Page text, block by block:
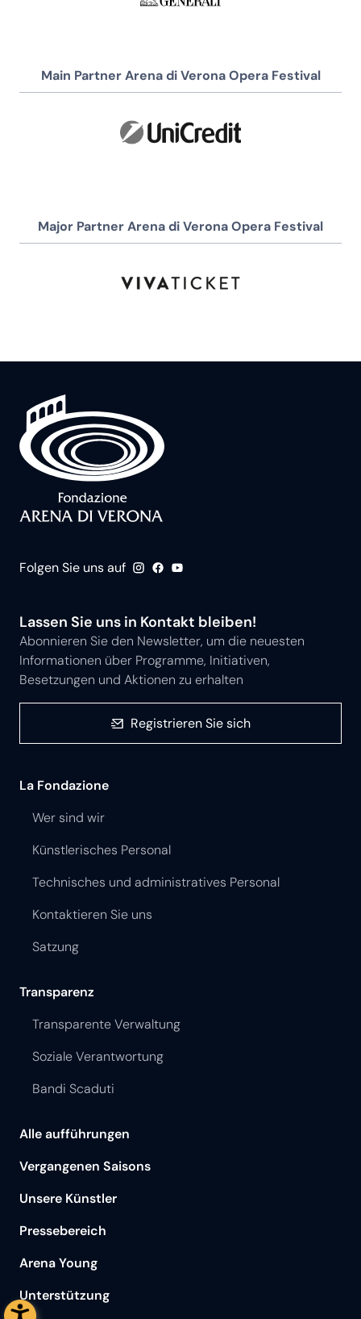
Main Partner Arena di Verona Opera Festival
Major Partner Arena di Verona Opera Festival
Folgen Sie uns auf
Lassen Sie uns in Kontakt bleiben!
Abonnieren Sie den Newsletter, um die neuesten
Informationen über Programme, Initiativen,
Besetzungen und Aktionen zu erhalten
Registrieren Sie sich
La Fondazione
Wer sind wir
Künstlerisches Personal
Technisches und administratives Personal
Kontaktieren Sie uns
Satzung
Transparenz
Transparente Verwaltung
Soziale Verantwortung
Bandi Scaduti
Alle aufführungen
Vergangenen Saisons
Unsere Künstler
Pressebereich
Arena Young
Unterstützung